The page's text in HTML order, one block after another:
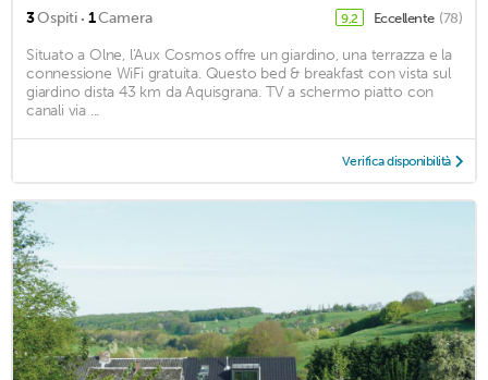
3Ospiti · 1Camera 9,2 Eccellente (78)
Situato a Olne, l'Aux Cosmos offre un giardino, una terrazza e la
connessione WiFi gratuita. Questo bed & breakfast con vista sul
giardino dista 43 km da Aquisgrana. TV a schermo piatto con
canali via ...
Verifica disponibilità